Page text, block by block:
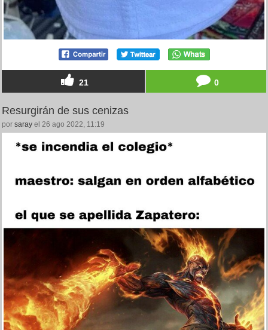
21 0
Resurgirán de sus cenizas
por saray el 26 ago 2022, 11:19